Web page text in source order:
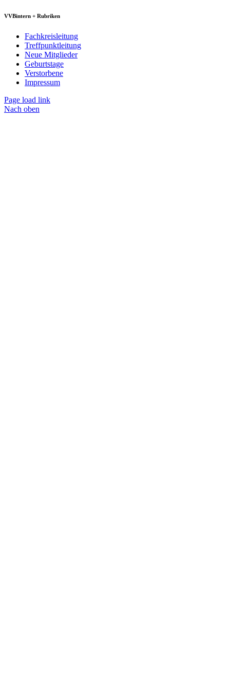
VVBintern + Rubriken
Fachkreisleitung
Treffpunktleitung
Neue Mitglieder
Geburtstage
Verstorbene
Impressum
Page load link
Nach oben